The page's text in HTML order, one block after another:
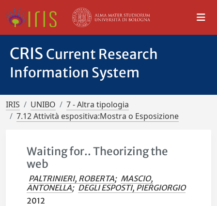
CRIS Current Research
Information System
IRIS UNIBO
7 - Altra tipologia
7.12 Attività espositiva:Mostra o Esposizione
Waiting for.. Theorizing the
web
PALTRINIERI, ROBERTA; MASCIO,
ANTONELLA; DEGLI ESPOSTI, PIERGIORGIO
2012